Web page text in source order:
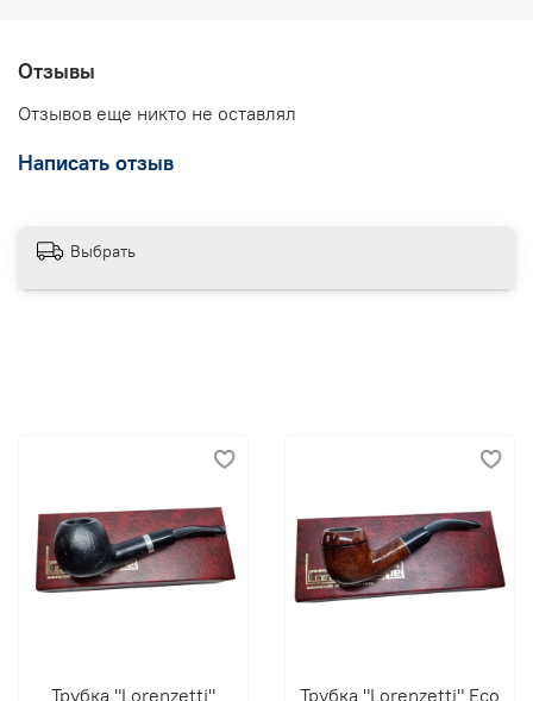
Отзывы
Отзывов еще никто не оставлял
Написать отзыв
Выбрать
Трубка "Lorenzetti"
Трубка "Lorenzetti" Eco